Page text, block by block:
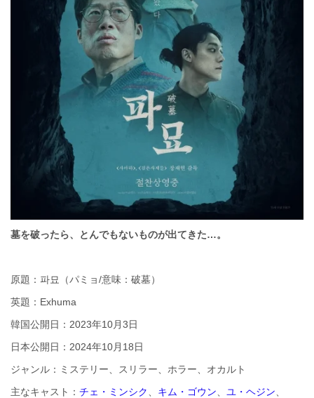
墓を破ったら、とんでもないものが出てきた…。
原題：파묘（パミョ/意味：破墓）
英題：Exhuma
韓国公開日：2023年10月3日
日本公開日：2024年10月18日
ジャンル：ミステリー、スリラー、ホラー、オカルト
主なキャスト： チェ・ミンシク キム・ゴウン ユ・ヘジン